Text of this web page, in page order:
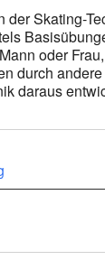
der Skating-
oder
durch
daraus